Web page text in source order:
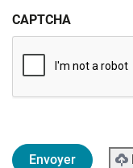
CAPTCHA